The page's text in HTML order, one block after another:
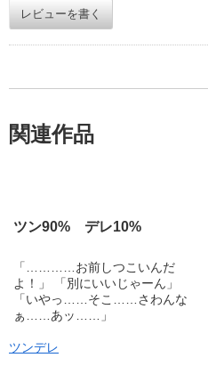
レビューを書く
関連作品
ツン90% デレ10%
「…………お前しつこいんだ
よ！」 「別にいいじゃーん」
「いやっ……そこ……さわんな
ぁ……あッ……」
ツンデレ